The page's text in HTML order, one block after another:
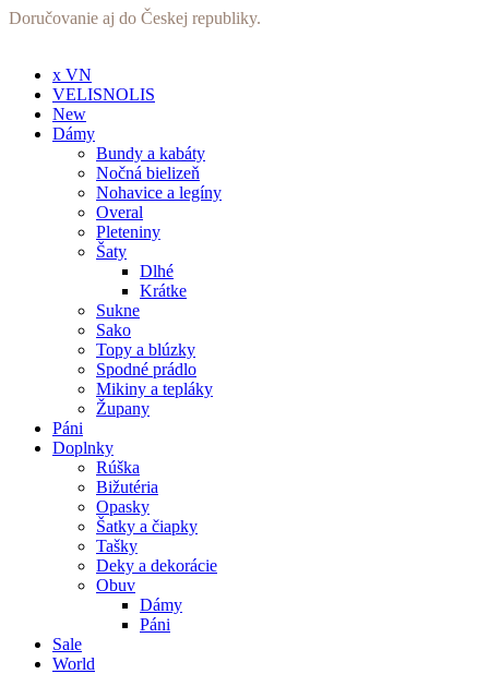
Preskočiť
Doručovanie aj do Českej republiky.
x VN
VELISNOLIS
New
Dámy
Bundy a kabáty
Nočná bielizeň
Nohavice a legíny
Overal
Pleteniny
Šaty
Dlhé
Krátke
Sukne
Sako
Topy a blúzky
Spodné prádlo
Mikiny a tepláky
Župany
Páni
Doplnky
Rúška
Bižutéria
Opasky
Šatky a čiapky
Tašky
Deky a dekorácie
Obuv
Dámy
Páni
Sale
World